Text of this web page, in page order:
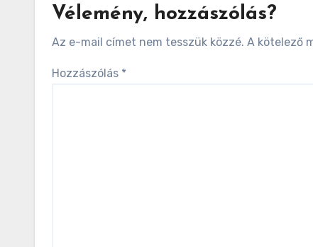
Vélemény, hozzászólás?
Az e-mail címet nem tesszük közzé. A kötelező
Hozzászólás *